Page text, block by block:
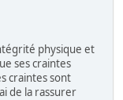
physique et
ses craintes
craintes sont
de la rassurer